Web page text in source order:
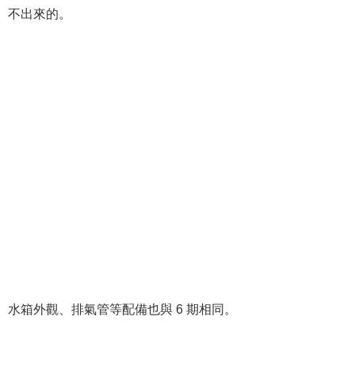
不出來的。
水箱外觀、排氣管等配備也與 6 期相同。